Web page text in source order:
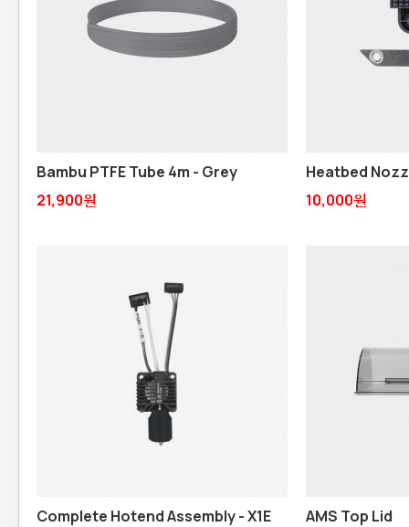
Bambu PTFE Tube 4m - Grey
21,900원
Heatbed
10,000원
Complete Hotend Assembly - X1E
AMS Top Lid